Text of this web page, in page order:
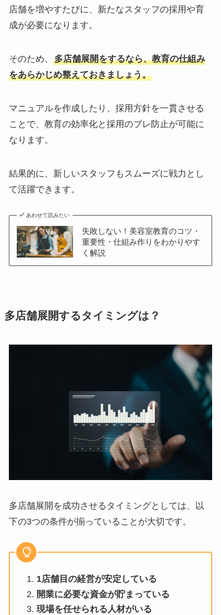
店舗を増やすたびに、新たなスタッフの採用や育
成が必要になります。
そのため、 多店舗展開をするなら、教育の仕組み
をあらかじめ整えておきましょう。
マニュアルを作成したり、採用方針を一貫させる
ことで、教育の効率化と採用のブレ防止が可能に
なります。
結果的に、新しいスタッフもスムーズに戦力とし
て活躍できます。
あわせて読みたい
失敗しない！美容室教育のコツ・
重要性・仕組み作りをわかりやす
く解説
多店舗展開するタイミングは？
多店舗展開を成功させるタイミングとしては、以
下の3つの条件が揃っていることが大切です。
1店舗目の経営が安定している
開業に必要な資金が貯まっている
現場を任せられる人材がいる